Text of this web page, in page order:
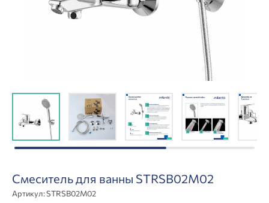
Смеситель для ванны STRSB02M02
Артикул:STRSB02M02